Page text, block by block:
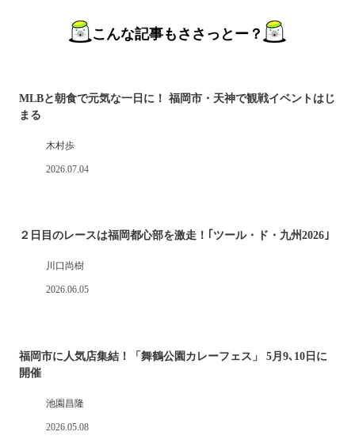
こんな記事もささっとー？
MLBと朝食で元気な一日に！ 福岡市・天神で観戦イベントはじ
まる
木村歩
2026.07.04
２日目のレースは福岡都心部を激走！｢ツール・ド・九州2026｣
川口尚樹
2026.06.05
福岡市に人気店集結！「舞鶴公園カレーフェス」 5月9､10日に
開催
池園昌隆
2026.05.08